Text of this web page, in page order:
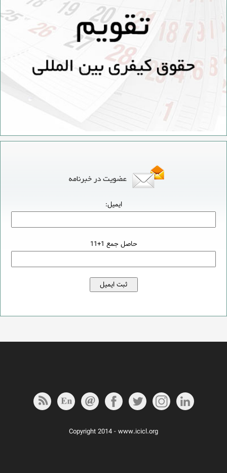
ایمیل:
حاصل جمع 1+11
Copyright 2014 - www.icicl.org